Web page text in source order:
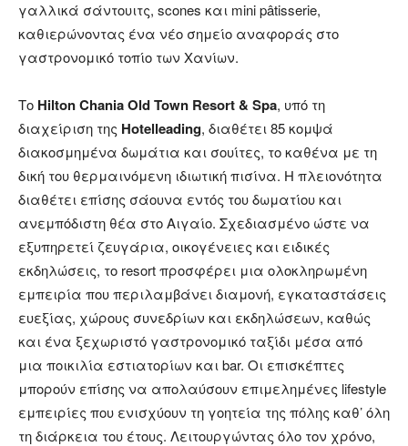
γαλλικά σάντουιτς, scones και mini pâtisserie,
καθιερώνοντας ένα νέο σημείο αναφοράς στο
γαστρονομικό τοπίο των Χανίων.
Το Hilton Chania Old Town Resort & Spa, υπό τη
διαχείριση της Hotelleading, διαθέτει 85 κομψά
διακοσμημένα δωμάτια και σουίτες, το καθένα με τη
δική του θερμαινόμενη ιδιωτική πισίνα. Η πλειονότητα
διαθέτει επίσης σάουνα εντός του δωματίου και
ανεμπόδιστη θέα στο Αιγαίο. Σχεδιασμένο ώστε να
εξυπηρετεί ζευγάρια, οικογένειες και ειδικές
εκδηλώσεις, το resort προσφέρει μια ολοκληρωμένη
εμπειρία που περιλαμβάνει διαμονή, εγκαταστάσεις
ευεξίας, χώρους συνεδρίων και εκδηλώσεων, καθώς
και ένα ξεχωριστό γαστρονομικό ταξίδι μέσα από
μια ποικιλία εστιατορίων και bar. Οι επισκέπτες
μπορούν επίσης να απολαύσουν επιμελημένες lifestyle
εμπειρίες που ενισχύουν τη γοητεία της πόλης καθ’ όλη
τη διάρκεια του έτους. Λειτουργώντας όλο τον χρόνο,